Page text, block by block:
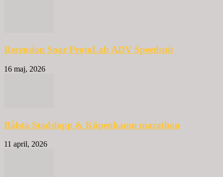
Recension Soar ProtoLab ADV Speedsuit
16 maj, 2026
Bålsta Stadslopp & Köpenhamn marathon
11 april, 2026